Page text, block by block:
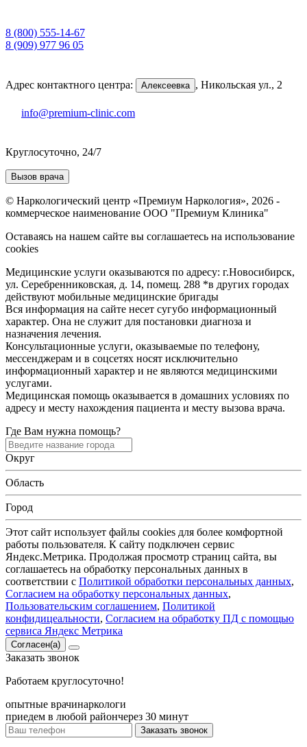
8 (800) 555-14-67
8 (909) 977 96 05
Адрес контактного центра: Алексеевка , Никольская ул., 2
info@premium-clinic.com
Круглосуточно, 24/7
Вызов врача
© Наркологический центр «Премиум Наркология», 2026 -
коммерческое наименование ООО "Премиум Клиника"
Оставаясь на нашем сайте вы соглашаетесь на использование
cookies
Медицинские услуги оказываются по адресу: г.Новосибирск,
ул. Серебренниковская, д. 14, помещ. 288 *в других городах
действуют мобильные медицинские бригады
Вся информация на сайте несет сугубо информационный
характер. Она не служит для постановки диагноза и
назначения лечения.
Консультационные услуги, оказываемые по телефону,
мессенджерам и в соцсетях носят исключительно
информационный характер и не являются медицинскими
услугами.
Медицинская помощь оказывается в домашних условиях по
адресу и месту нахождения пациента и месту вызова врача.
Где Вам нужна помощь?
Округ
Область
Город
Этот сайт использует файлы cookies для более комфортной
работы пользователя. К сайту подключен сервис
Яндекс.Метрика. Продолжая просмотр страниц сайта, вы
соглашаетесь на обработку персональных данных в
соответствии с Политикой обработки персональных данных,
Согласием на обработку персональных данных,
Пользовательским соглашением, Политикой
конфидицеальности, Согласием на обработку ПД с помощью
сервиса Яндекс Метрика
Согласен(а)
Заказать звонок
Работаем круглосуточно!
опытные врачинаркологи
приедем в любой райончерез 30 минут
Заказать звонок